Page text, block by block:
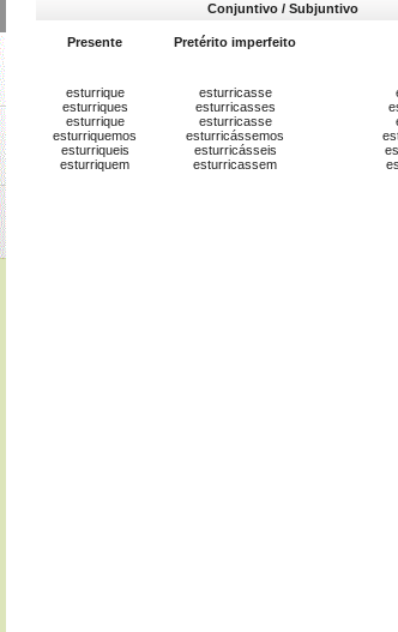
Conjuntivo / Subjuntivo
Presente Pretérito imperfeito
esturrique
esturriques
esturrique
esturriquemos
esturriqueis
esturriquem
esturricasse
esturricasses
esturricasse
esturricássemos
esturricásseis
esturricassem